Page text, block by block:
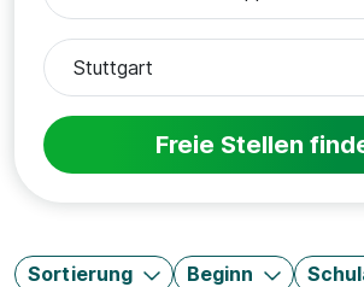
Freie Stellen
Sortierung Beginn